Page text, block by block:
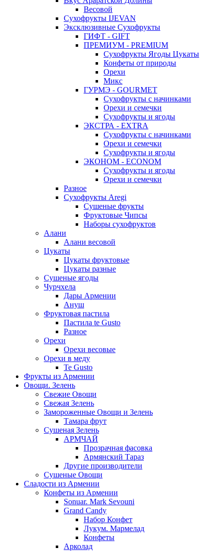
Весовой
Сухофрукты IJEVAN
Эксклюзивные Сухофрукты
ГИФТ - GIFT
ПРЕМИУМ - PREMIUM
Сухофрукты Ягоды Цукаты
Конфеты от природы
Орехи
Микс
ГУРМЭ - GOURMET
Сухофрукты с начинками
Орехи и семечки
Сухофрукты и ягоды
ЭКСТРА - EXTRA
Сухофрукты с начинками
Орехи и семечки
Сухофрукты и ягоды
ЭКОНОМ - ECONOM
Сухофрукты и ягоды
Орехи и семечки
Разное
Сухофрукты Aregi
Сушеные фрукты
Фруктовые Чипсы
Наборы сухофруктов
Алани
Алани весовой
Цукаты
Цукаты фруктовые
Цукаты разные
Сушеные ягоды
Чурчхела
Дары Армении
Ануш
Фруктовая пастила
Пастила te Gusto
Разное
Орехи
Орехи весовые
Орехи в меду
Te Gusto
Фрукты из Армении
Овощи. Зелень
Свежие Овощи
Свежая Зелень
Замороженные Овощи и Зелень
Тамара фрут
Сушеная Зелень
АРМЧАЙ
Прозрачная фасовка
Армянский Тараз
Другие производители
Сушеные Овощи
Сладости из Армении
Конфеты из Армении
Sonuar. Mark Sevouni
Grand Candy
Набор Конфет
Лукум. Мармелад
Конфеты
Арколад